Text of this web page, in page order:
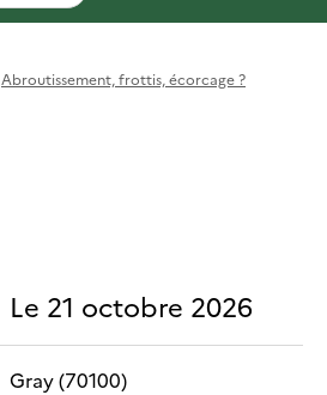
Abroutissement, frottis, écorcage ?
Le 21 octobre 2026
Gray (70100)